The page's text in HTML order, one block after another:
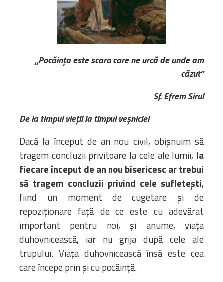
RISORSE
RISORSE
Apostolia Italia
Comunicati stampa
Gli Statuti e le leggi
Lettere pastorali
Opinioni Ortodosse
Dalla vita
della”famiglia” della
diocesi
CSDE
La Parola del Vescovo
Lectura Lunii
Prezentarea
Parohiilor
CONTATTI
„Pocăința este scara care ne urcă de unde am
căzut”
Sf. Efrem Sirul
De la timpul vieții la timpul veșniciei
Dacă la început de an nou civil, obișnuim să
tragem concluzii privitoare la cele ale lumii, la
fiecare început de an nou bisericesc ar trebui
să tragem concluzii privind cele sufletești,
fiind un moment de cugetare și de
repoziționare față de ce este cu adevărat
important pentru noi, și anume, viața
duhovnicească, iar nu grija după cele ale
trupului. Viața duhovnicească însă este cea
care începe prin și cu pocăință.